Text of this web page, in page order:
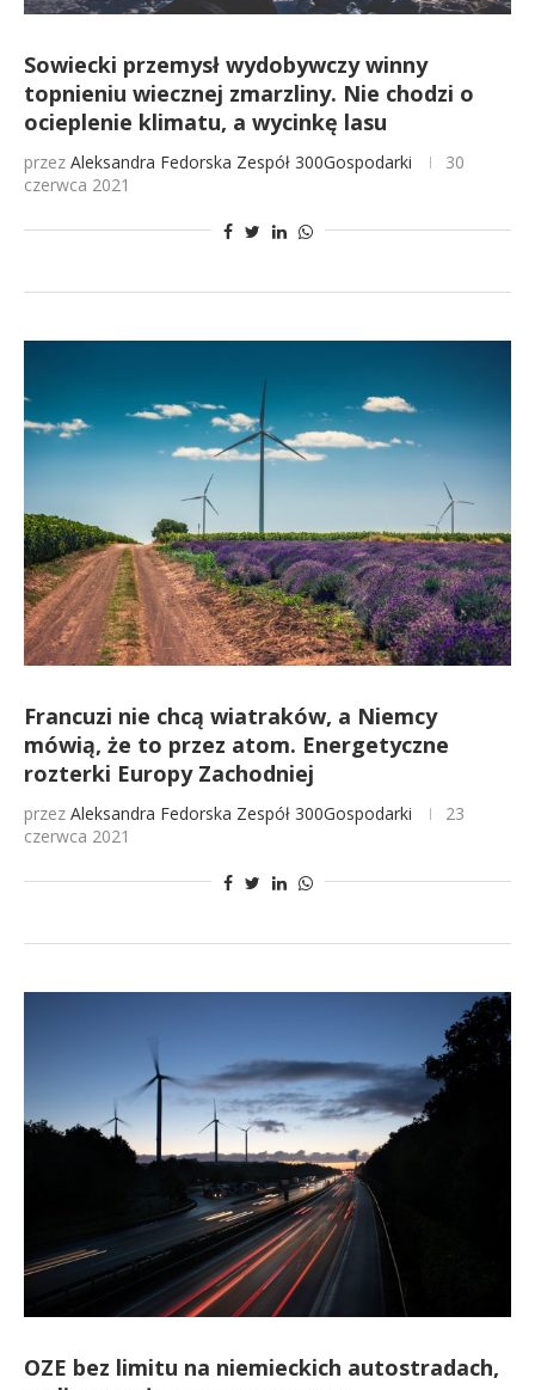
Sowiecki przemysł wydobywczy winny
topnieniu wiecznej zmarzliny. Nie chodzi o
ocieplenie klimatu, a wycinkę lasu
przez Aleksandra Fedorska Zespół 300Gospodarki
30
czerwca 2021
Francuzi nie chcą wiatraków, a Niemcy
mówią, że to przez atom. Energetyczne
rozterki Europy Zachodniej
przez Aleksandra Fedorska Zespół 300Gospodarki
23
czerwca 2021
OZE bez limitu na niemieckich autostradach,